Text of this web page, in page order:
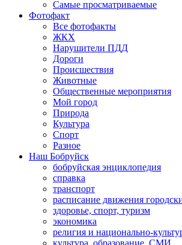
Самые просматриваемые
Фотофакт
Все фотофакты
ЖКХ
Нарушители ПДД
Дороги
Происшествия
Животные
Общественные мероприятия
Мой город
Природа
Культура
Спорт
Разное
Наш Бобруйск
бобруйская энциклопедия
справка
транспорт
расписание движения
здоровье, спорт, туризм
экономика
религия и национально-
культура, образование, СМИ